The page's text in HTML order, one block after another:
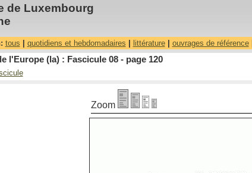
de Luxembourg
tous quotidiens et hebdomadaires littérature| ouvrages de référence|
l'Europe (la) : Fascicule 08 - page 120
Zoom